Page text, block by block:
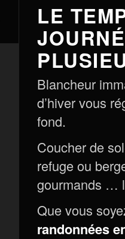
LE
Blancheur
d’hiver vous
fond.
Coucher de
refuge ou
gourmands …
Que vous
randonnées